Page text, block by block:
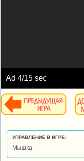
Ad4/15 sec
УПРАВЛЕНИЕ В ИГРЕ:
Мышка.